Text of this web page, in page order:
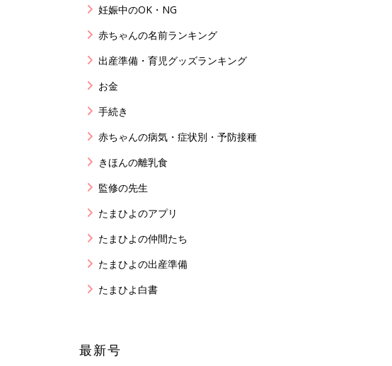
妊娠中のOK・NG
赤ちゃんの名前ランキング
出産準備・育児グッズランキング
お金
手続き
赤ちゃんの病気・症状別・予防接種
きほんの離乳食
監修の先生
たまひよのアプリ
たまひよの仲間たち
たまひよの出産準備
たまひよ白書
最新号